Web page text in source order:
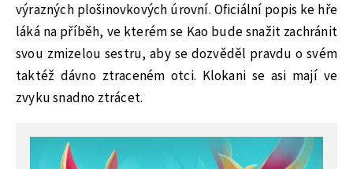
výrazných plošinovkových úrovní. Oficiální popis ke hře
láká na příběh, ve kterém se Kao bude snažit zachránit
svou zmizelou sestru, aby se dozvěděl pravdu o svém
taktéž dávno ztraceném otci. Klokani se asi mají ve
zvyku snadno ztrácet.